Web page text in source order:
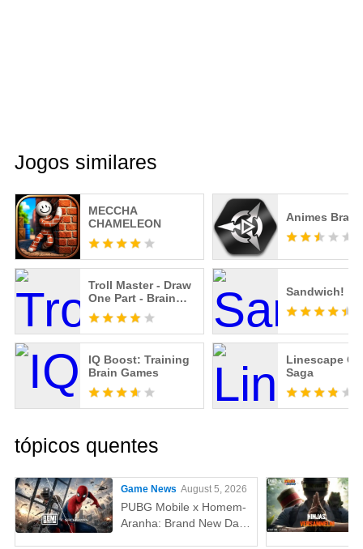
Jogos similares
MECCHA
CHAMELEON
Animes Brasil
Troll Master - Draw
One Part - Brain
Test
Sandwich!
IQ Boost: Training
Brain Games
Linescape
Saga
tópicos quentes
Game News August 5, 2026
PUBG Mobile x Homem-
Aranha: Brand New Day